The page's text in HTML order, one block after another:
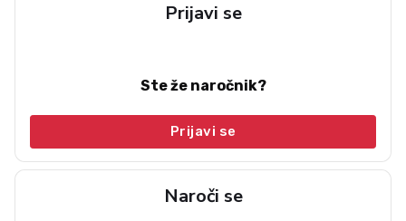
Prijavi se
Ste že naročnik?
Prijavi se
Naroči se